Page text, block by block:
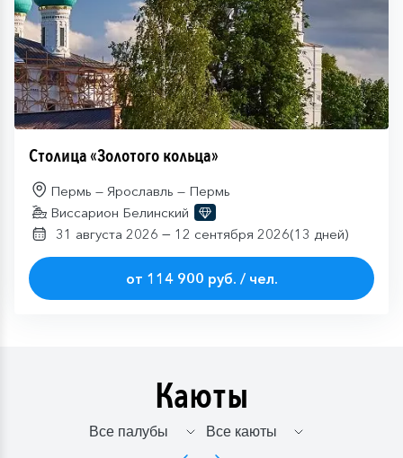
Столица «Золотого кольца»
Пермь — Ярославль — Пермь
Виссарион Белинский
31 августа 2026 — 12 сентября 2026(13 дней)
от 114 900 руб. / чел.
Каюты